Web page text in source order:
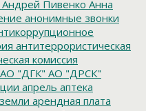
Андрей Пивенко Анна
анонимные звонки
антитеррористическая
комиссия
АО "ДГК" АО "ДРСК"
апрель аптека
арендная плата